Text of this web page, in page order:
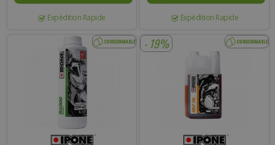
Expédition Rapide Expédition Rapide
- 19%